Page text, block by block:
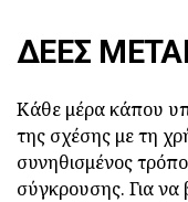
ΔΕΕΣ
Κάθε μέρα κάπου
της σχέσης με τη
συνηθισμένος
σύγκρουσης. Για